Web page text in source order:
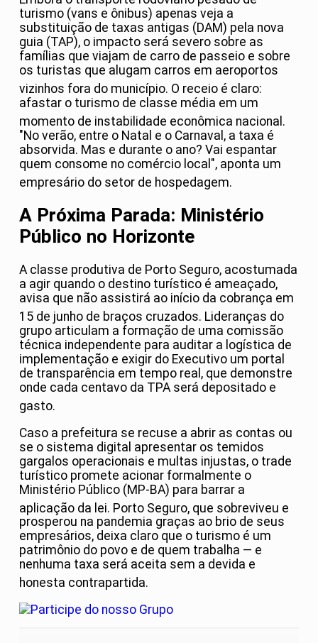
turismo (vans e ônibus) apenas veja a
substituição de taxas antigas (DAM) pela nova
guia (TAP), o impacto será severo sobre as
famílias que viajam de carro de passeio e sobre
os turistas que alugam carros em aeroportos
vizinhos fora do município. O receio é claro:
afastar o turismo de classe média em um
momento de instabilidade econômica nacional .
"No verão, entre o Natal e o Carnaval, a taxa é
absorvida. Mas e durante o ano? Vai espantar
quem consome no comércio local", aponta um
empresário do setor de hospedagem.
A Próxima Parada: Ministério
Público no Horizonte
A classe produtiva de Porto Seguro, acostumada
a agir quando o destino turístico é ameaçado,
avisa que não assistirá ao início da cobrança em
15 de junho de braços cruzados. Lideranças do
grupo articulam a formação de uma comissão
técnica independente para auditar a logística de
implementação e exigir do Executivo um portal
de transparência em tempo real, que demonstre
onde cada centavo da TPA será depositado e
gasto.
Caso a prefeitura se recuse a abrir as contas ou
se o sistema digital apresentar os temidos
gargalos operacionais e multas injustas, o trade
turístico promete acionar formalmente o
Ministério Público (MP-BA) para barrar a
aplicação da lei. Porto Seguro, que sobreviveu e
prosperou na pandemia graças ao brio de seus
empresários, deixa claro que o turismo é um
patrimônio do povo e de quem trabalha — e
nenhuma taxa será aceita sem a devida e
honesta contrapartida.